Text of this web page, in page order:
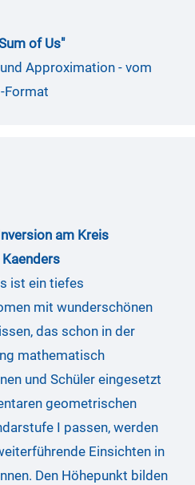
of Us"
Approximation - vom
Format
am Kreis
Kaenders
ist ein tiefes
mit wunderschönen
das schon in der
mathematisch
und Schüler eingesetzt
geometrischen
I passen, werden
Einsichten in
Den Höhepunkt bilden